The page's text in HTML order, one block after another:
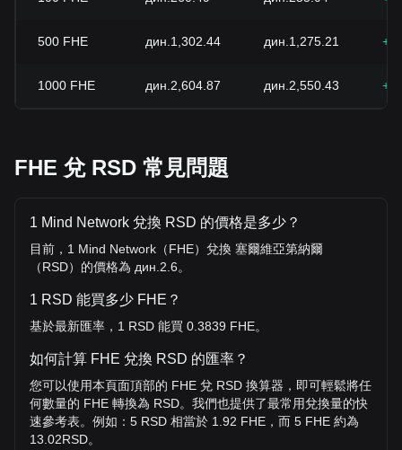
500 FHE дин.1,302.44 дин.1,275.21
1000 FHE дин.2,604.87 дин.2,550.43
FHE 兌 RSD 常見問題
1 Mind Network 兌換 RSD 的價格是多少？
目前，1 Mind Network（FHE）兌換 塞爾維亞第納爾
（RSD）的價格為 дин.2.6。
1 RSD 能買多少 FHE？
基於最新匯率，1 RSD 能買 0.3839 FHE。
如何計算 FHE 兌換 RSD 的匯率？
您可以使用本頁面頂部的 FHE 兌 RSD 換算器，即可輕鬆將任
何數量的 FHE 轉換為 RSD。我們也提供了最常用兌換量的快
速參考表。例如：5 RSD 相當於 1.92 FHE，而 5 FHE 約為
13.02RSD。